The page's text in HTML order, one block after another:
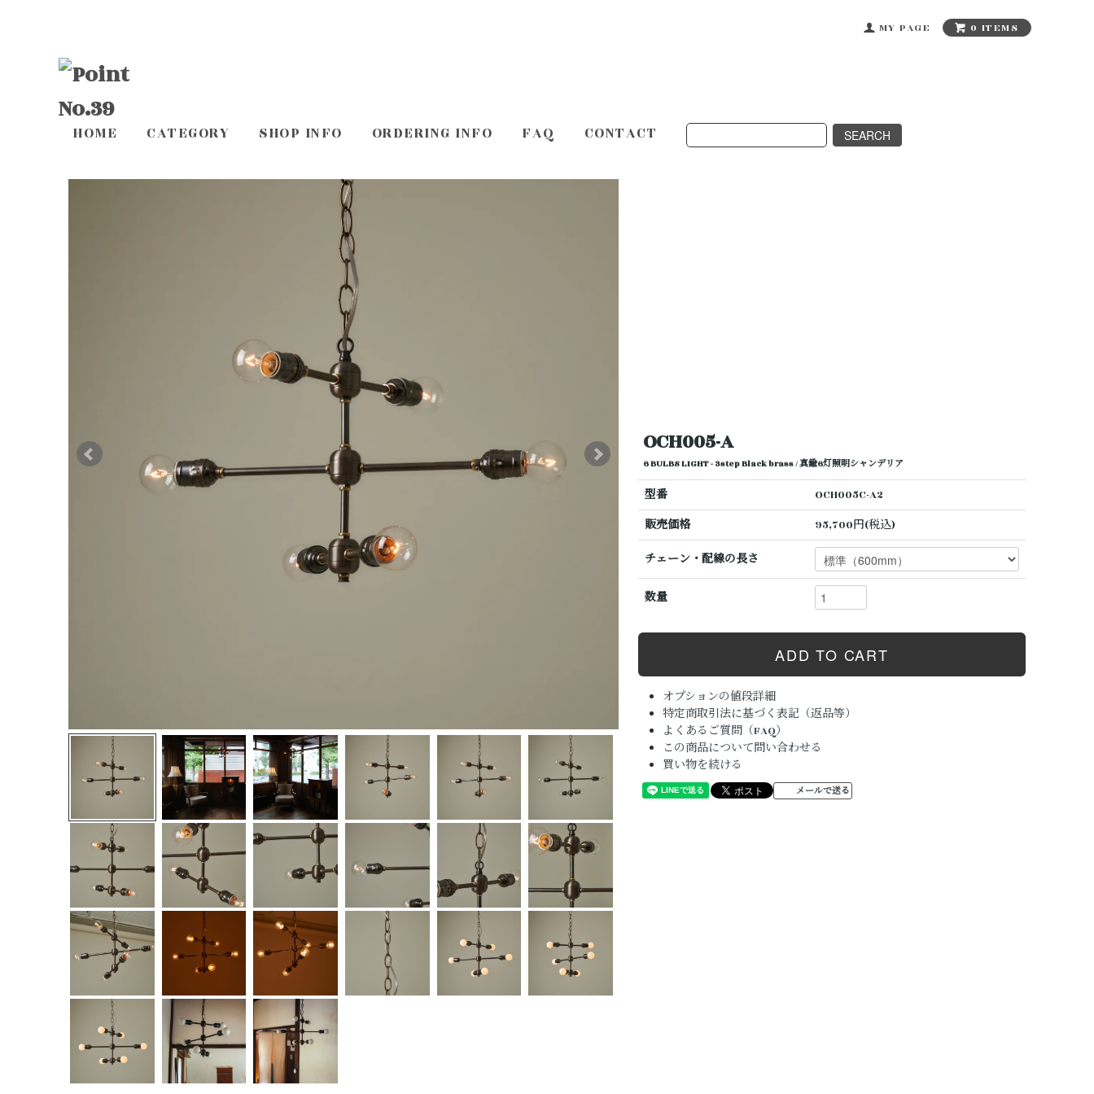
MY PAGE 0 ITEMS
HOME CATEGORY SHOP INFO ORDERING INFO FAQ CONTACT
OCH005-A
6 BULBS LIGHT - 3step Black brass / 真鍮6灯照明シャンデリア
型番
OCH005C-A2
販売価格
95,700円(税込)
チェーン・配線の長さ
数量
オプションの値段詳細
特定商取引法に基づく表記（返品等）
よくあるご質問（FAQ）
この商品について問い合わせる
買い物を続ける
メールで送る